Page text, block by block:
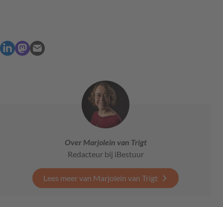
Over Marjolein van Trigt
Redacteur bij iBestuur
Lees meer van Marjolein van Trigt